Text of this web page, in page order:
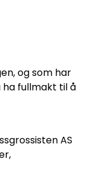
og som har
fullmakt til å
AS